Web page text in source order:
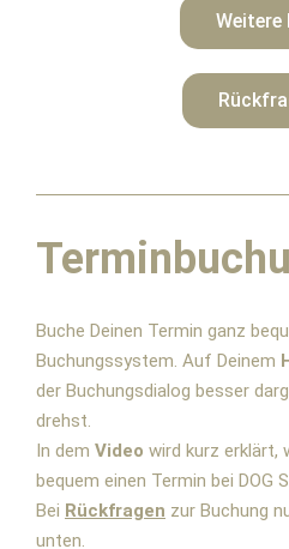
Weitere
Buche Deinen Termin ganz
Buchungssystem. Auf Deinem
der Buchungsdialog besser
drehst.
In dem Video wird kurz erklärt,
bequem einen Termin bei DOG
Bei Rückfragen zur Buchung
unten.